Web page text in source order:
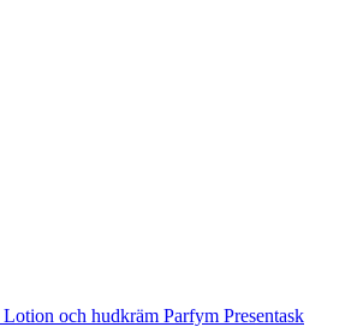
Lotion och hudkräm Parfym Presentask